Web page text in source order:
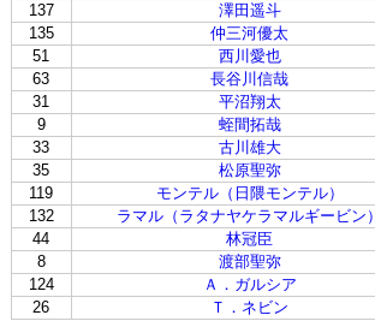
137
澤田遥斗
135
仲三河優太
51
西川愛也
63
長谷川信哉
31
平沼翔太
9
蛭間拓哉
33
古川雄大
35
松原聖弥
119
モンテル（日隈モンテル）
132
ラマル（ラタナヤケラマルギービン）
44
林冠臣
8
渡部聖弥
124
Ａ．ガルシア
26
Ｔ．ネビン